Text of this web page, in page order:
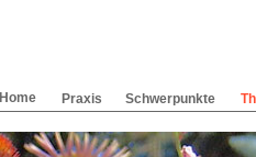
Home Praxis Schwerpunkte